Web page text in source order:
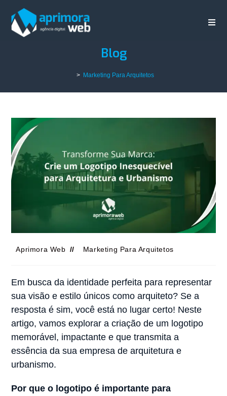
Blog
> Marketing Para Arquitetos
Aprimora Web Marketing Para Arquitetos
Em busca da identidade perfeita para representar
sua visão e estilo únicos como arquiteto? Se a
resposta é sim, você está no lugar certo! Neste
artigo, vamos explorar a criação de um logotipo
memorável, impactante e que transmita a
essência da sua empresa de arquitetura e
urbanismo.
Por que o logotipo é importante para